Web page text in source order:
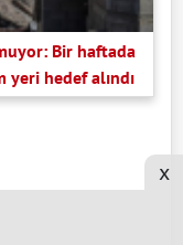
Bir haftada
yeri hedef alındı
x